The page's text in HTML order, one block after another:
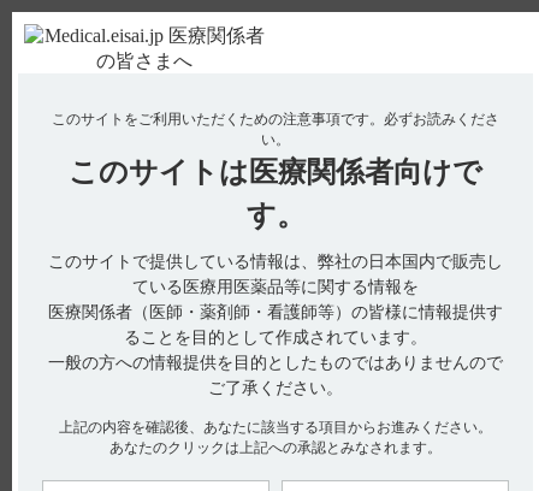
使用期限検索 Drug Information
No : 2996
【サイレース・錠】 薬物相互作用（併用禁忌・
併用注意など）について教えて下さい。
【サイレース・錠】
薬物相互作用（併用禁忌・併用注意など）について教えて下さ
電子添文には、併用禁忌は設定されていません。（引用1）
このサイトをご利用いただくための注意事項です。 必ずお読みくださ
い。
このサイトは 医療関係者向けで
す。
このサイトで提供している情報は、弊社の日本国内で販売し
ている医療用医薬品等に関する情報を
医療関係者（医師・薬剤師・看護師等）の皆様に情報提供す
ることを目的として作成されています。
一般の方への情報提供を目的としたものではありませんので
ご了承ください。
上記の内容を確認後、あなたに該当する項目からお進みください。
あなたのクリックは上記への承認とみなされます。